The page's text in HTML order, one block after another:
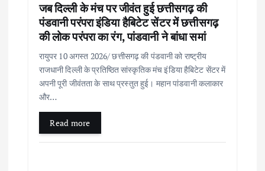
जब दिल्ली के मंच पर जीवंत हुई छत्तीसगढ़ की
पंडवानी परंपरा इंडिया हैबिटेट सेंटर में छत्तीसगढ़
की लोक परंपरा का रंग, पांडवानी ने बांधा समां
रायुपर 10 अगस्त 2026/ छत्तीसगढ़ की पंडवानी को राष्ट्रीय
राजधानी दिल्ली के प्रतिष्ठित सांस्कृतिक मंच इंडिया हैबिटेट सेंटर में
अपनी पूरी जीवंतता के साथ प्रस्तुत हुई। महान पांडवानी कलाकार
और…
Read more